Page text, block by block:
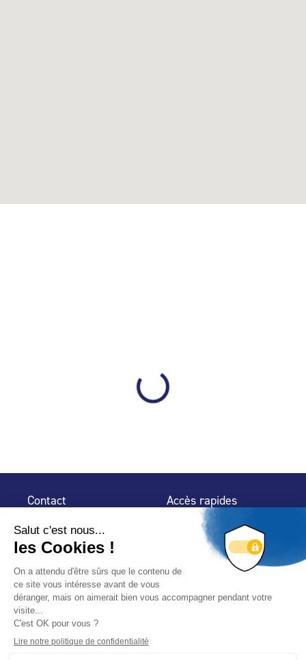
Contact
32 rue de Mogador
75 009 Paris
Accès rapides
Espace Presse
Trouver un
professionnel
Nous suivre